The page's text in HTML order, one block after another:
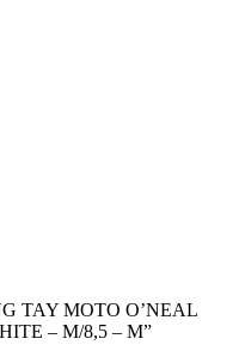
TAY MOTO O’NEAL
– M/8,5 – M”